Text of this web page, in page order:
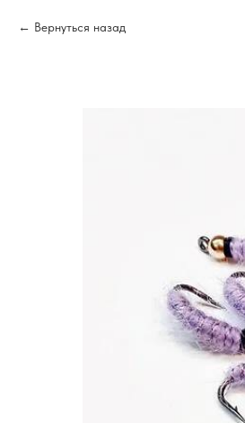
Вернуться назад